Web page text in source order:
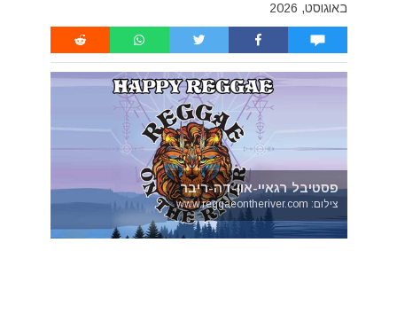
באוגוסט, 2026
פסטיבל רגאיי-און-דה-ריבר
צילום: www.reggaeontheriver.com